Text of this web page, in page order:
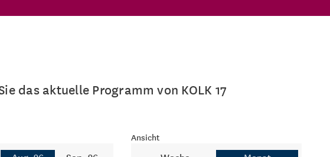
das aktuelle Programm von KOLK 17
Ansicht